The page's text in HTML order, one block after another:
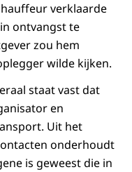
verklaarde
ontvangst te
zou hem
wilde kijken.
staat vast dat
en
Uit het
onderhoudt
is geweest die in